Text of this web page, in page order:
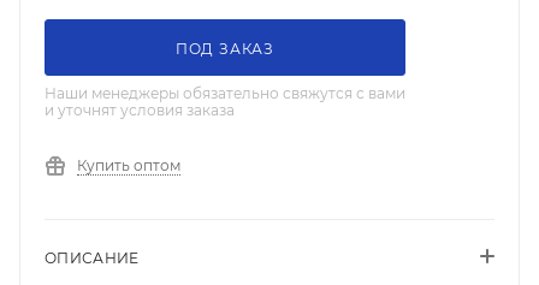
ПОД ЗАКАЗ
Наши менеджеры обязательно свяжутся с вами
и уточнят условия заказа
Купить оптом
ОПИСАНИЕ